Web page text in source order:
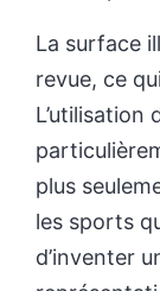
La surface
revue, ce
L’utilisation
plus
les sports
d’inventer